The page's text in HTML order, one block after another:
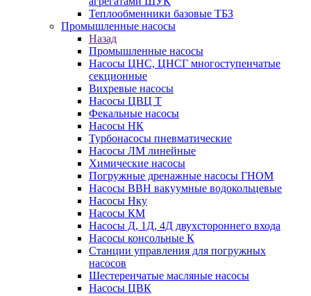
Теплообменники базовые ТБЗ
Промышленные насосы
Назад
Промышленные насосы
Насосы ЦНС, ЦНСГ многоступенчатые
секционные
Вихревые насосы
Насосы ЦВЦ Т
Фекальные насосы
Насосы НК
Турбонасосы пневматические
Насосы ЛМ линейные
Химические насосы
Погружные дренажные насосы ГНОМ
Насосы ВВН вакуумные водокольцевые
Насосы Нку
Насосы КМ
Насосы Д, 1Д, 4Д двухстороннего входа
Насосы консольные К
Станции управления для погружных
насосов
Шестеренчатые масляные насосы
Насосы ЦВК